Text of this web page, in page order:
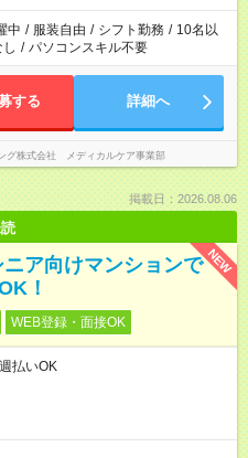
間を超える場合は応募できません。
中 / 服装自由 / シフト勤務 / 10名以
/ パソコンスキル不要
する 詳細へ
グ株式会社 メディカルケア事業部
掲載日：2026.08.06
NEW
ニア向けマンションで
！
WEB登録・面接OK
払いOK